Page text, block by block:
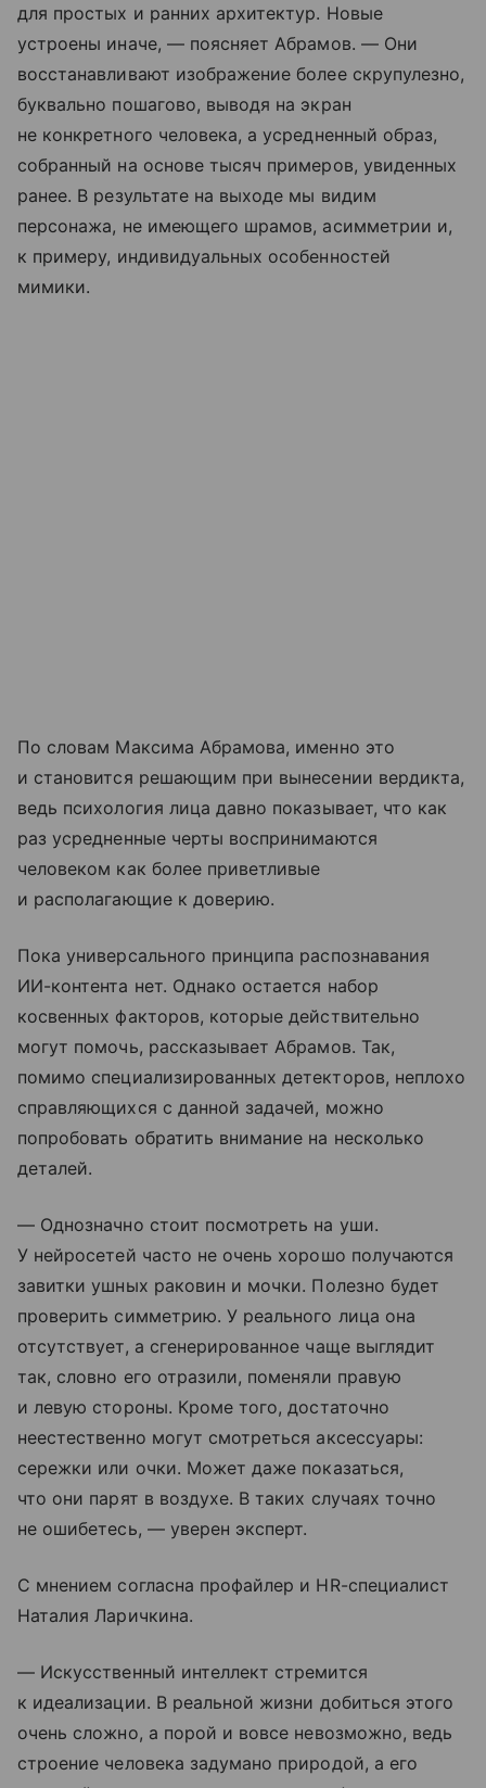
для простых и ранних архитектур. Новые
устроены иначе, — поясняет Абрамов. — Они
восстанавливают изображение более скрупулезно,
буквально пошагово, выводя на экран
не конкретного человека, а усредненный образ,
собранный на основе тысяч примеров, увиденных
ранее. В результате на выходе мы видим
персонажа, не имеющего шрамов, асимметрии и,
к примеру, индивидуальных особенностей
мимики.
По словам Максима Абрамова, именно это
и становится решающим при вынесении вердикта,
ведь психология лица давно показывает, что как
раз усредненные черты воспринимаются
человеком как более приветливые
и располагающие к доверию.
Пока универсального принципа распознавания
ИИ-контента нет. Однако остается набор
косвенных факторов, которые действительно
могут помочь, рассказывает Абрамов. Так,
помимо специализированных детекторов, неплохо
справляющихся с данной задачей, можно
попробовать обратить внимание на несколько
деталей.
— Однозначно стоит посмотреть на уши.
У нейросетей часто не очень хорошо получаются
завитки ушных раковин и мочки. Полезно будет
проверить симметрию. У реального лица она
отсутствует, а сгенерированное чаще выглядит
так, словно его отразили, поменяли правую
и левую стороны. Кроме того, достаточно
неестественно могут смотреться аксессуары:
сережки или очки. Может даже показаться,
что они парят в воздухе. В таких случаях точно
не ошибетесь, — уверен эксперт.
С мнением согласна профайлер и HR-специалист
Наталия Ларичкина.
— Искусственный интеллект стремится
к идеализации. В реальной жизни добиться этого
очень сложно, а порой и вовсе невозможно, ведь
строение человека задумано природой, а его